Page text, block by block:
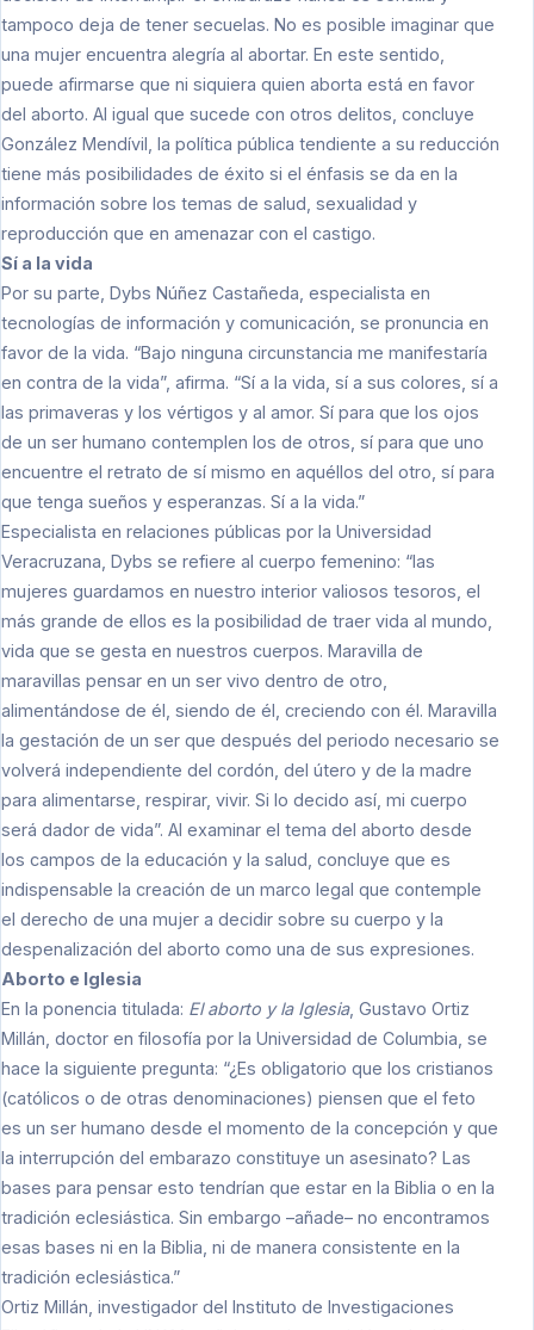
tampoco deja de tener secuelas. No es posible imaginar que
una mujer encuentra alegría al abortar. En este sentido,
puede afirmarse que ni siquiera quien aborta está en favor
del aborto. Al igual que sucede con otros delitos, concluye
González Mendívil, la política pública tendiente a su reducción
tiene más posibilidades de éxito si el énfasis se da en la
información sobre los temas de salud, sexualidad y
reproducción que en amenazar con el castigo.
Sí a la vida
Por su parte, Dybs Núñez Castañeda, especialista en
tecnologías de información y comunicación, se pronuncia en
favor de la vida. “Bajo ninguna circunstancia me manifestaría
en contra de la vida”, afirma. “Sí a la vida, sí a sus colores, sí a
las primaveras y los vértigos y al amor. Sí para que los ojos
de un ser humano contemplen los de otros, sí para que uno
encuentre el retrato de sí mismo en aquéllos del otro, sí para
que tenga sueños y esperanzas. Sí a la vida.”
Especialista en relaciones públicas por la Universidad
Veracruzana, Dybs se refiere al cuerpo femenino: “las
mujeres guardamos en nuestro interior valiosos tesoros, el
más grande de ellos es la posibilidad de traer vida al mundo,
vida que se gesta en nuestros cuerpos. Maravilla de
maravillas pensar en un ser vivo dentro de otro,
alimentándose de él, siendo de él, creciendo con él. Maravilla
la gestación de un ser que después del periodo necesario se
volverá independiente del cordón, del útero y de la madre
para alimentarse, respirar, vivir. Si lo decido así, mi cuerpo
será dador de vida”. Al examinar el tema del aborto desde
los campos de la educación y la salud, concluye que es
indispensable la creación de un marco legal que contemple
el derecho de una mujer a decidir sobre su cuerpo y la
despenalización del aborto como una de sus expresiones.
Aborto e Iglesia
En la ponencia titulada: El aborto y la Iglesia, Gustavo Ortiz
Millán, doctor en filosofía por la Universidad de Columbia, se
hace la siguiente pregunta: “¿Es obligatorio que los cristianos
(católicos o de otras denominaciones) piensen que el feto
es un ser humano desde el momento de la concepción y que
la interrupción del embarazo constituye un asesinato? Las
bases para pensar esto tendrían que estar en la Biblia o en la
tradición eclesiástica. Sin embargo –añade– no encontramos
esas bases ni en la Biblia, ni de manera consistente en la
tradición eclesiástica.”
Ortiz Millán, investigador del Instituto de Investigaciones